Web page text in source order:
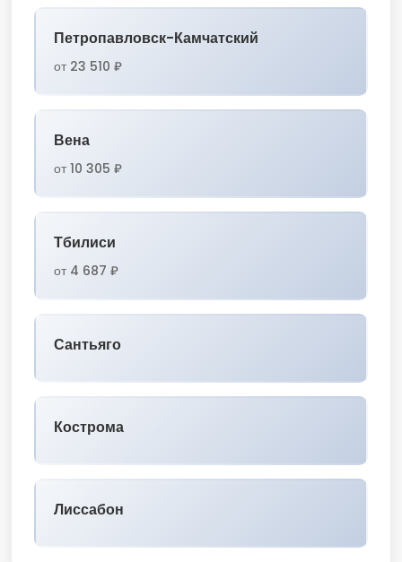
Петропавловск-Камчатский
от 23 510 ₽
Вена
от 10 305 ₽
Тбилиси
от 4 687 ₽
Сантьяго
Кострома
Лиссабон